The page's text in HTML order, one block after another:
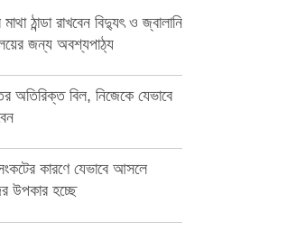
মাথা ঠান্ডা রাখবেন বিদ্যুৎ ও জ্বালানি
জন্য অবশ্যপাঠ্য
অতিরিক্ত বিল, নিজেকে যেভাবে
কারণে যেভাবে আসলে
উপকার হচ্ছে